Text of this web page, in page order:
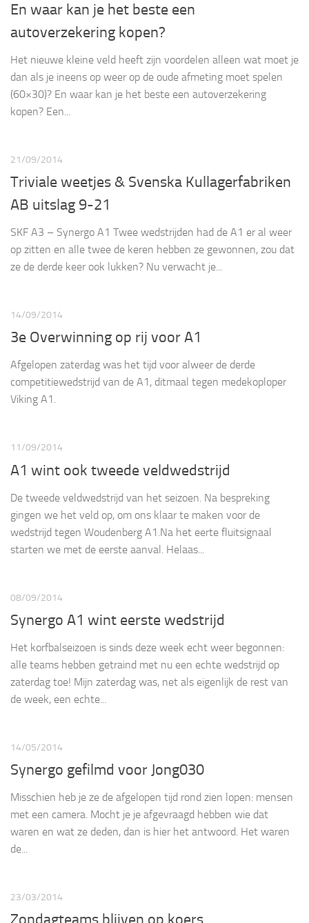
En waar kan je het beste een
autoverzekering kopen?
Het nieuwe kleine veld heeft zijn voordelen alleen wat moet je
dan als je ineens op weer op de oude afmeting moet spelen
(60×30)? En waar kan je het beste een autoverzekering
kopen? Een...
21/09/2014
Triviale weetjes & Svenska Kullagerfabriken
AB uitslag 9-21
SKF A3 – Synergo A1 Twee wedstrijden had de A1 er al weer
op zitten en alle twee de keren hebben ze gewonnen, zou dat
ze de derde keer ook lukken? Nu verwacht je...
14/09/2014
3e Overwinning op rij voor A1
Afgelopen zaterdag was het tijd voor alweer de derde
competitiewedstrijd van de A1, ditmaal tegen medekoploper
Viking A1.
11/09/2014
A1 wint ook tweede veldwedstrijd
De tweede veldwedstrijd van het seizoen. Na bespreking
gingen we het veld op, om ons klaar te maken voor de
wedstrijd tegen Woudenberg A1.Na het eerte fluitsignaal
starten we met de eerste aanval. Helaas...
08/09/2014
Synergo A1 wint eerste wedstrijd
Het korfbalseizoen is sinds deze week echt weer begonnen:
alle teams hebben getraind met nu een echte wedstrijd op
zaterdag toe! Mijn zaterdag was, net als eigenlijk de rest van
de week, een echte...
14/05/2014
Synergo gefilmd voor Jong030
Misschien heb je ze de afgelopen tijd rond zien lopen: mensen
met een camera. Mocht je je afgevraagd hebben wie dat
waren en wat ze deden, dan is hier het antwoord. Het waren
de...
23/03/2014